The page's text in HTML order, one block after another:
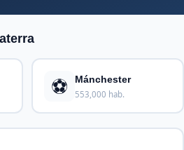
⚽ Mánchester
553,000 hab.